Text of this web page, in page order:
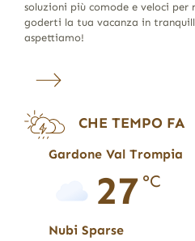
soluzioni più comode e veloci per
goderti la tua vacanza in
aspettiamo!
CHE TEMPO FA
Gardone Val Trompia
27 °C
Nubi Sparse